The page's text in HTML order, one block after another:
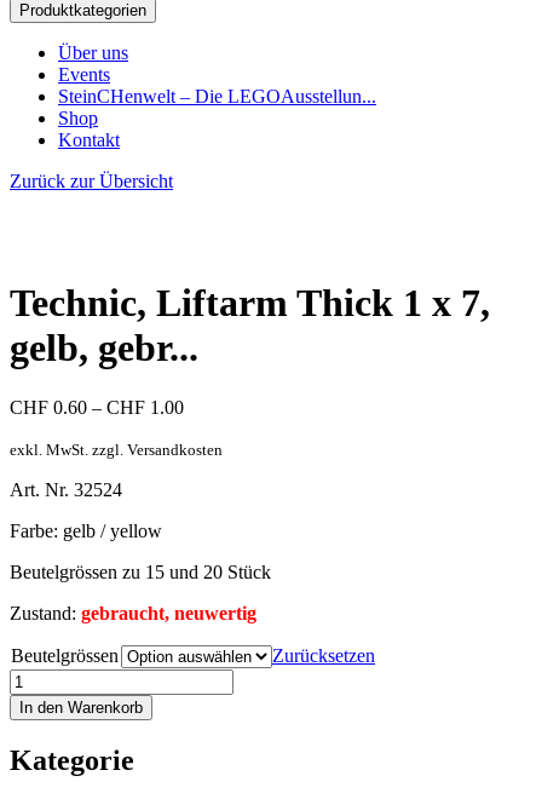
Produktkategorien
Über uns
Events
SteinCHenwelt – Die LEGOAusstellun...
Shop
Kontakt
Zurück zur Übersicht
Technic, Liftarm Thick 1 x 7,
gelb, gebr...
CHF 0.60 – CHF 1.00Preisspanne:
bis
exkl. MwSt. zzgl. Versandkosten
Art. Nr. 32524
Farbe: gelb / yellow
Beutelgrössen zu 15 und 20 Stück
Zustand: gebraucht, neuwertig
Beutelgrössen Zurücksetzen
In den Warenkorb
Kategorie